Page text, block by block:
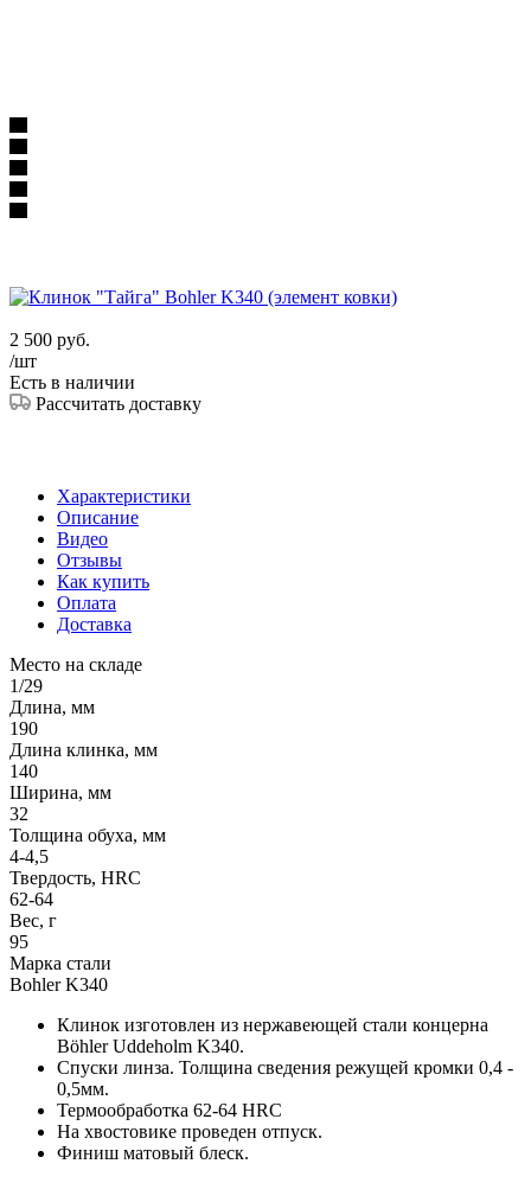
2 500 руб.
/шт
Есть в наличии
Рассчитать доставку
Характеристики
Описание
Видео
Отзывы
Как купить
Оплата
Доставка
Место на складе
1/29
Длина, мм
190
Длина клинка, мм
140
Ширина, мм
32
Толщина обуха, мм
4-4,5
Твердость, HRC
62-64
Вес, г
95
Марка стали
Bohler K340
Клинок изготовлен из нержавеющей стали концерна
Böhler Uddeholm K340.
Спуски линза. Толщина сведения режущей кромки 0,4 -
0,5мм.
Термообработка 62-64 HRC
На хвостовике проведен отпуск.
Финиш матовый блеск.